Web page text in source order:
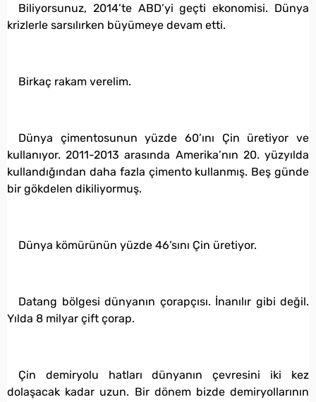
Biliyorsunuz, 2014’te ABD’yi geçti ekonomisi. Dünya
krizlerle sarsılırken büyümeye devam etti.
Birkaç rakam verelim.
Dünya çimentosunun yüzde 60’ını Çin üretiyor ve
kullanıyor. 2011-2013 arasında Amerika’nın 20. yüzyılda
kullandığından daha fazla çimento kullanmış. Beş günde
bir gökdelen dikiliyormuş.
Dünya kömürünün yüzde 46’sını Çin üretiyor.
Datang bölgesi dünyanın çorapçısı. İnanılır gibi değil.
Yılda 8 milyar çift çorap.
Çin demiryolu hatları dünyanın çevresini iki kez
dolaşacak kadar uzun. Bir dönem bizde demiryollarının